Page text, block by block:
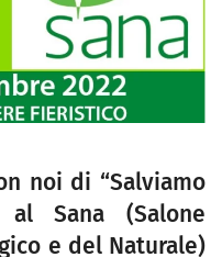
noi di “Salviamo
Sana (Salone
e del Naturale)